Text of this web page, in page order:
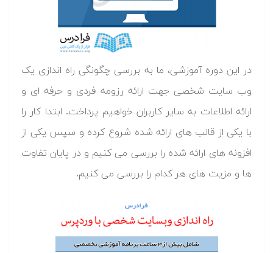
در این دوره آموزشی، ما به بررسی چگونگی راه اندازی یک
وب سایت شخصی جهت ارائه رزومه فردی و حرفه ای و
ارائه اطلاعات به سایر کاربران خواهیم پرداخت. ابتدا کار را
با یکی از قالب های ارائه شده شروع کرده و سپس یکی از
افزونه های ارائه شده را بررسی می کنیم و در پایان تفاوت
ها و مزیت های هر کدام را بررسی می کنیم.